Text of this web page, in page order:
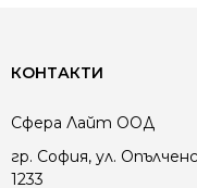
КОНТАКТИ
Сфера Лайт ООД
гр. София, ул.
1233